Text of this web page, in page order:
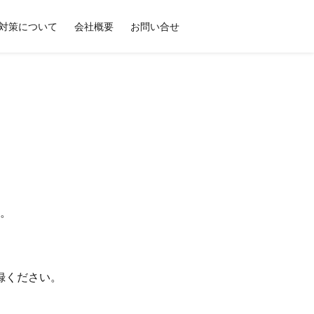
策について 会社概要 お問い合せ
ださい。